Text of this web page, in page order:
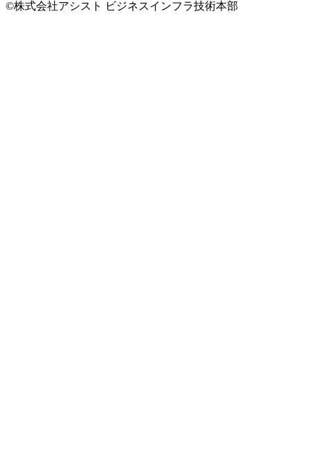
©株式会社アシスト ビジネスインフラ技術本部